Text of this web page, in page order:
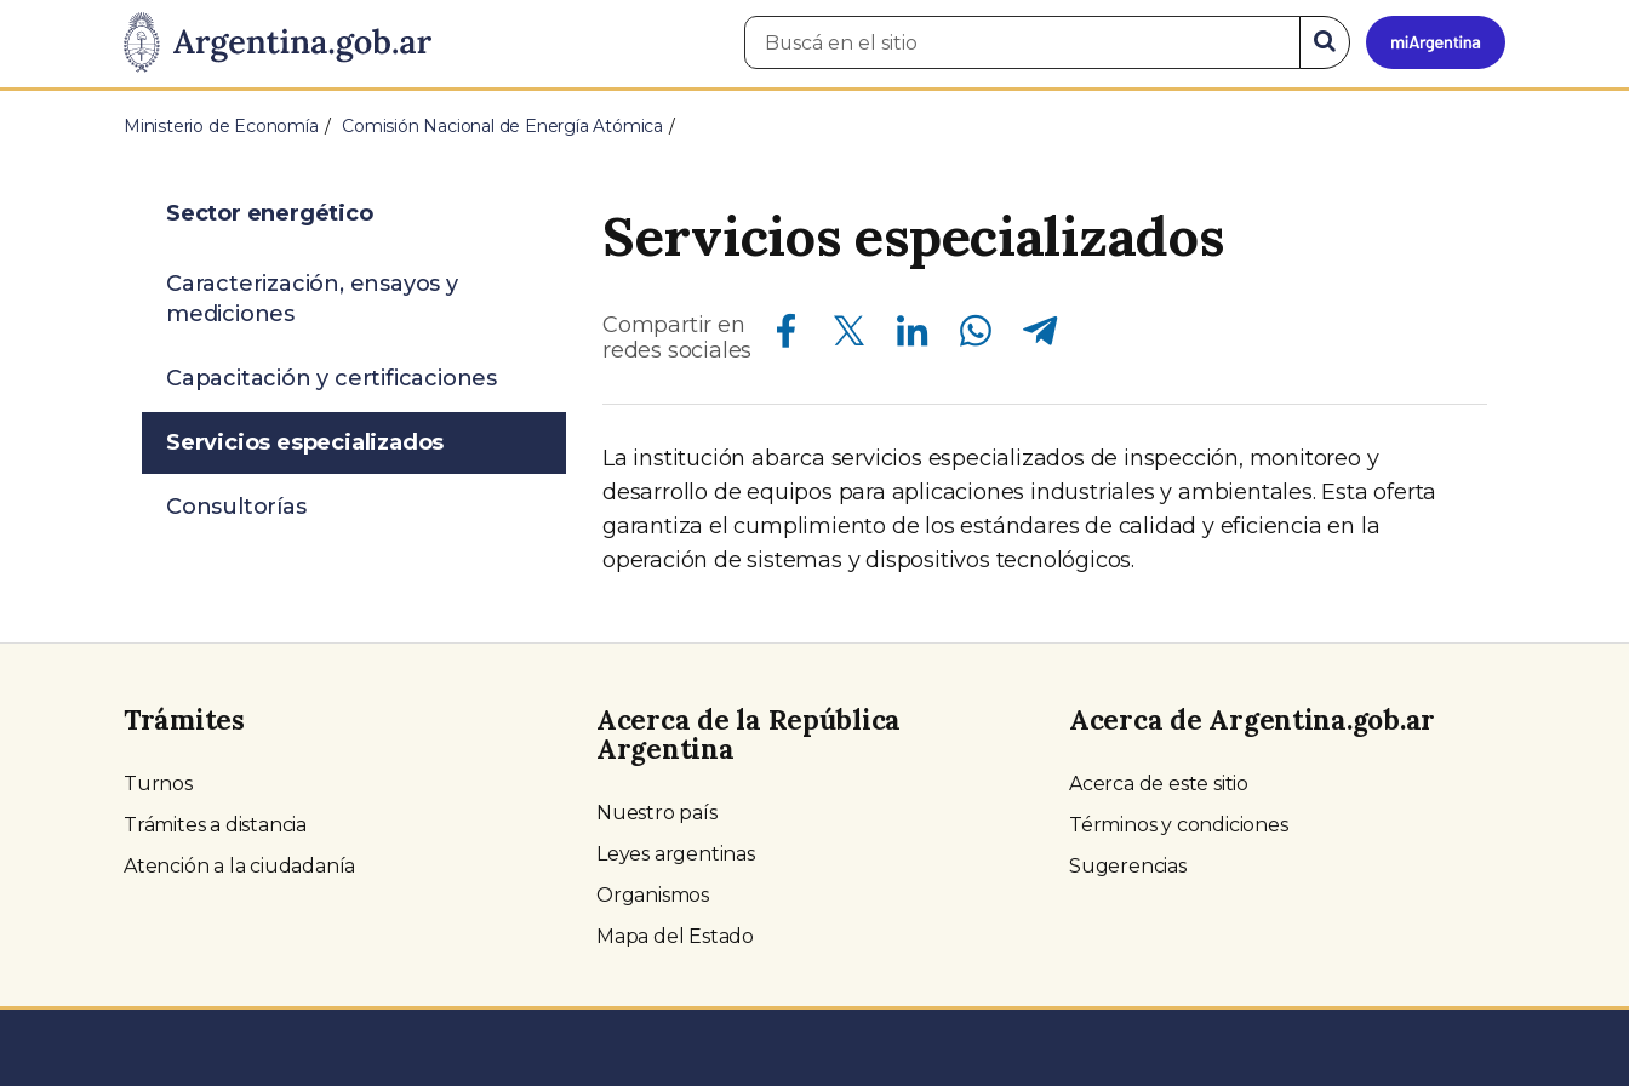
Presidencia
de
Pasar al contenido principal
Mi
Buscar
en
Buscar
en
el
Ministerio de Economía Comisión Nacional de Energía Atómica
Servicios especializados
Compartir en
redes sociales
Compartir en Facebook Compartir en Twitter Compartir en Linkedin Compartir en Whatsapp Compartir en Telegram
La institución abarca servicios especializados de inspección, monitoreo y
desarrollo de equipos para aplicaciones industriales y ambientales. Esta oferta
garantiza el cumplimiento de los estándares de calidad y eficiencia en la
operación de sistemas y dispositivos tecnológicos.
Sector energético
Caracterización, ensayos y
mediciones
Capacitación y certificaciones
Servicios especializados
Consultorías
Trámites
Turnos
Trámites a distancia
Atención a la ciudadanía
Acerca de la República
Argentina
Nuestro país
Leyes argentinas
Organismos
Mapa del Estado
Acerca de Argentina.gob.ar
Acerca de este sitio
Términos y condiciones
Sugerencias